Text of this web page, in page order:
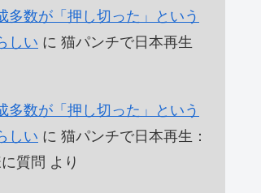
多数が「押し切った」という
しい に 猫パンチで日本再生
多数が「押し切った」という
しい に 猫パンチで日本再生：
質問 より